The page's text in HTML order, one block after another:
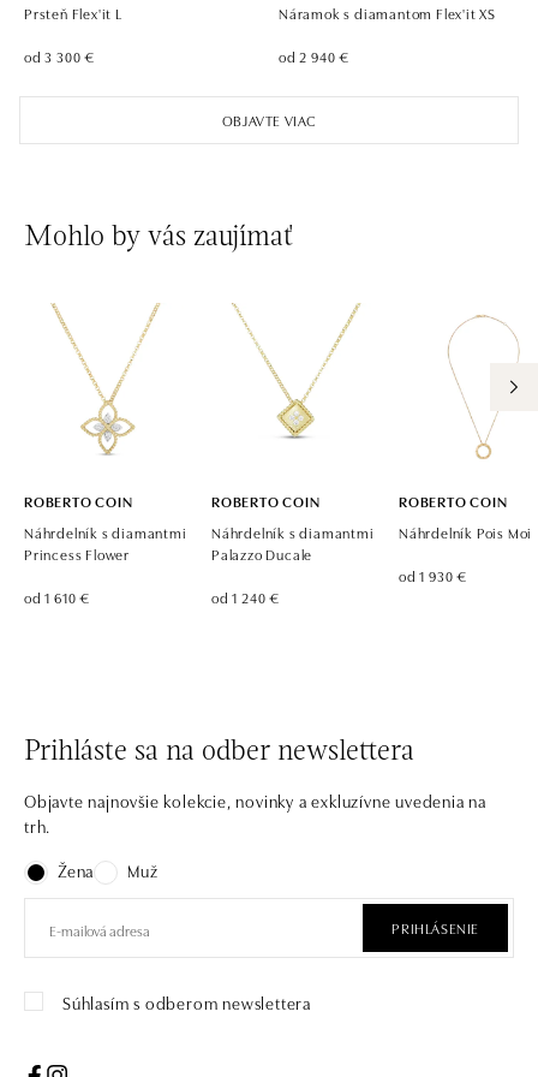
OBJAVTE VIAC
Prsteň Flex'it L
od 3 300 €
Náramok s diamantom Flex'it XS
od 2 940 €
Mohlo by vás zaujímať
ROBERTO COIN
Náhrdelník s diamantmi
Princess Flower
od 1 610 €
ROBERTO COIN
Náhrdelník s diamantmi
Palazzo Ducale
od 1 240 €
ROBERTO COIN
Náhrdelník Pois Moi
od 1 930 €
Prihláste sa na odber newslettera
Objavte najnovšie kolekcie, novinky a exkluzívne uvedenia na
trh.
Žena
Muž
PRIHLÁSENIE
Súhlasím s odberom newslettera